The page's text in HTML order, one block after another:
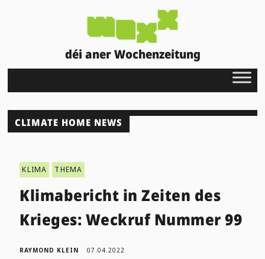
déi aner Wochenzeitung
CLIMATE HOME NEWS
KLIMA THEMA
Klimabericht in Zeiten des
Krieges: Weckruf Nummer 99
RAYMOND KLEIN 07.04.2022